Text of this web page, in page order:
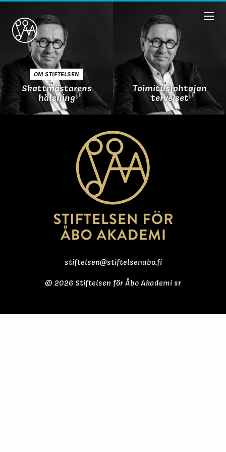
OM STIFTELSEN
Skattmästarens
hälsning
Toimitusjohtajan
terveiset
stiftelsen@stiftelsenabo.fi
© 2026 Stiftelsen för Åbo Akademi sr